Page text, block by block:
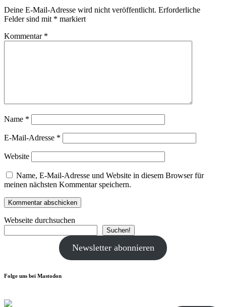
Deine E-Mail-Adresse wird nicht veröffentlicht. Erforderliche
Felder sind mit * markiert
Kommentar *
Name *
E-Mail-Adresse *
Website
Name, E-Mail-Adresse und Website in diesem Browser für
meinen nächsten Kommentar speichern.
Webseite durchsuchen
Suchen!
Newsletter abonnieren
Folge uns bei Mastodon